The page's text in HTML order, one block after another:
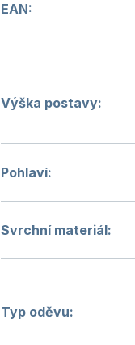
EAN:
Výška postavy:
Pohlaví:
Svrchní materiál:
Typ oděvu: